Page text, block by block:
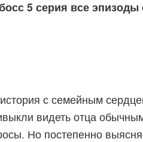
5 серия все эпизоды
с семейным
видеть отца
Но постепенно